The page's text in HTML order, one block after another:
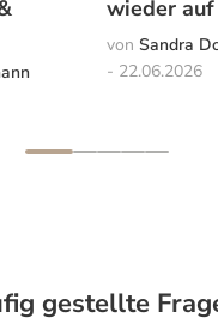
wieder auf
Sandra
22.06.2026
gestellte